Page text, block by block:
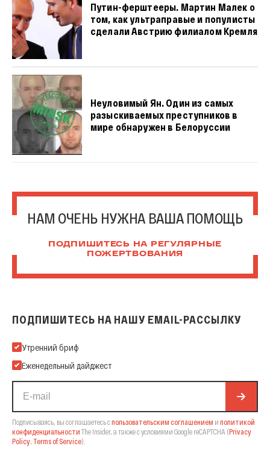
Путин-ферштееры. Мартин Малек о
том, как ультраправые и популисты
сделали Австрию филиалом Кремля
Неуловимый Ян. Один из самых
разыскиваемых преступников в
мире обнаружен в Белоруссии
НАМ ОЧЕНЬ НУЖНА ВАША ПОМОЩЬ
ПОДПИШИТЕСЬ НА РЕГУЛЯРНЫЕ
ПОЖЕРТВОВАНИЯ
ПОДПИШИТЕСЬ НА НАШУ EMAIL-РАССЫЛКУ
Подпишитесь на нашу Email-рассылку
Утренний бриф
Еженедельный дайджест
Подписываясь, вы соглашаетесь спользовательским соглашением и политикой
конфиденциальности The Insider, а также с условиями Google reCAPTCHA (Privacy
Policy, Terms of Service).